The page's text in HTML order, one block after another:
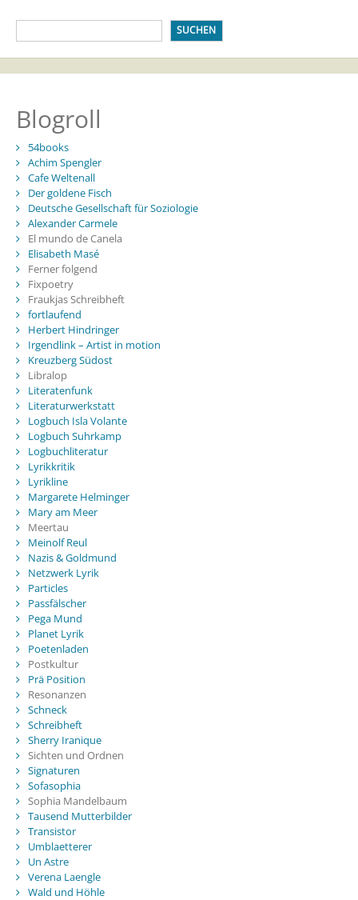
SUCHEN
Blogroll
54books
Achim Spengler
Cafe Weltenall
Der goldene Fisch
Deutsche Gesellschaft für Soziologie
Alexander Carmele
El mundo de Canela
Elisabeth Masé
Ferner folgend
Fixpoetry
Fraukjas Schreibheft
fortlaufend
Herbert Hindringer
Irgendlink – Artist in motion
Kreuzberg Südost
Libralop
Literatenfunk
Literaturwerkstatt
Logbuch Isla Volante
Logbuch Suhrkamp
Logbuchliteratur
Lyrikkritik
Lyrikline
Margarete Helminger
Mary am Meer
Meertau
Meinolf Reul
Nazis & Goldmund
Netzwerk Lyrik
Particles
Passfälscher
Pega Mund
Planet Lyrik
Poetenladen
Postkultur
Prä Position
Resonanzen
Schneck
Schreibheft
Sherry Iranique
Sichten und Ordnen
Signaturen
Sofasophia
Sophia Mandelbaum
Tausend Mutterbilder
Transistor
Umblaetterer
Un Astre
Verena Laengle
Wald und Höhle